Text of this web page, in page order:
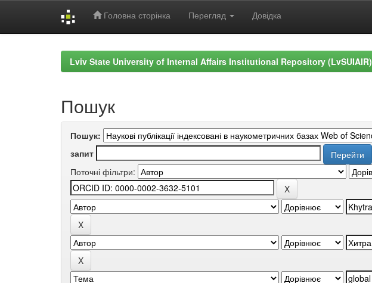
Головна сторінка Перегляд Довідка
Lviv State University of Internal Affairs Institutional Repository (LvSUIAIR)
Пошук
Пошук:
запит
Поточні фільтри: